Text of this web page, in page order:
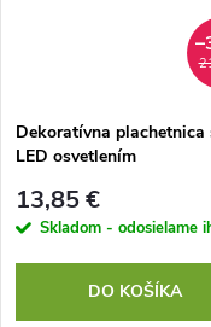
Dekoratívna plachetnica
LED osvetlením
13,85 €
Skladom - odosielame
DO KOŠÍKA